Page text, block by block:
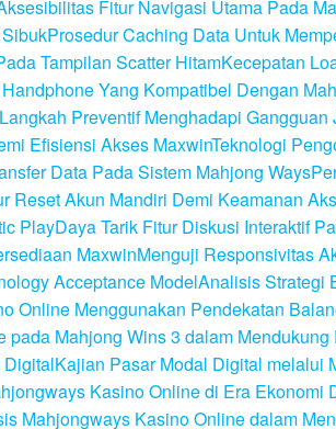
Fitur Navigasi Utama Pada
Prosedur Caching Data Untuk
Tampilan Scatter HitamKecepatan
Yang Kompatibel Dengan
Langkah Preventif Menghadapi
Efisiensi Akses MaxwinTeknologi
Data Pada Sistem Mahjong Ways
Reset Akun Mandiri Demi Keamanan
PlayDaya Tarik Fitur Diskusi Interaktif
MaxwinMenguji Responsivitas
Acceptance ModelAnalisis Strategi
Online Menggunakan Pendekatan
pada Mahjong Wins 3 dalam
DigitalKajian Pasar Modal Digital melalui
Kasino Online di Era Ekonomi
Mahjongways Kasino Online dalam